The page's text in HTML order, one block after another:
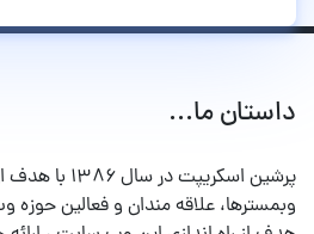
داستان ما...
پرشین اسکریپت
وبمسترها، علاقه مندان و فعالین حوزه